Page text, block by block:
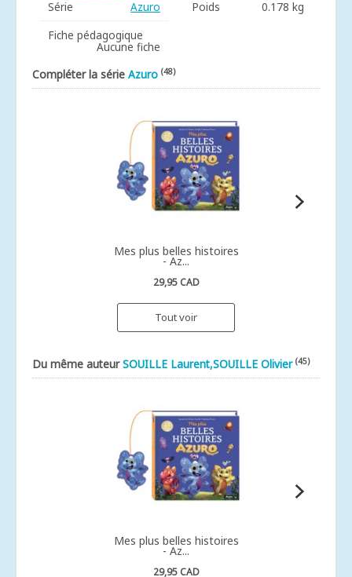
Série
Azuro
Fiche pédagogique
Aucune fiche
Poids 0.178 kg
Compléter la série Azuro (48)
Mes plus belles histoires
- Az...
29,95 CAD
Tout voir
Du même auteurSOUILLE Laurent,SOUILLE Olivier (45)
Mes plus belles histoires
- Az...
29,95 CAD